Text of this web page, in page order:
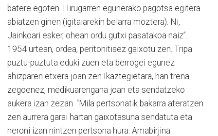
batere egoten. Hirugarren egunerako pagotsa egitera
abiatzen ginen (igitaiarekin belarra moztera). Ni,
Jainkoari esker, ohean ordu gutxi pasatakoa naiz”.
1954 urtean, ordea, peritonitisez gaixotu zen. Tripa
puztu-puztuta eduki zuen eta berrogei egunez
ahizparen etxera joan zen Ikaztegietara, han trena
zegoenez, medikuarengana joan eta sendatzeko
aukera izan zezan. “Mila pertsonatik bakarra ateratzen
zen aurrera garai hartan gaixotasuna sendatuta eta
neroni izan nintzen pertsona hura. Amabirjina